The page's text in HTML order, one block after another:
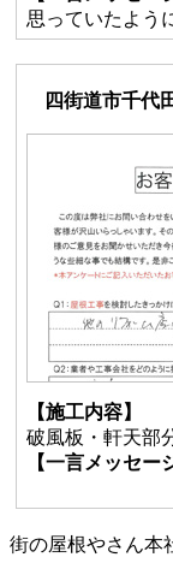
思っていたよう
四街道市千代
【施工内容】
破風板・軒天部
【一言メッセー
街の屋根やさん本